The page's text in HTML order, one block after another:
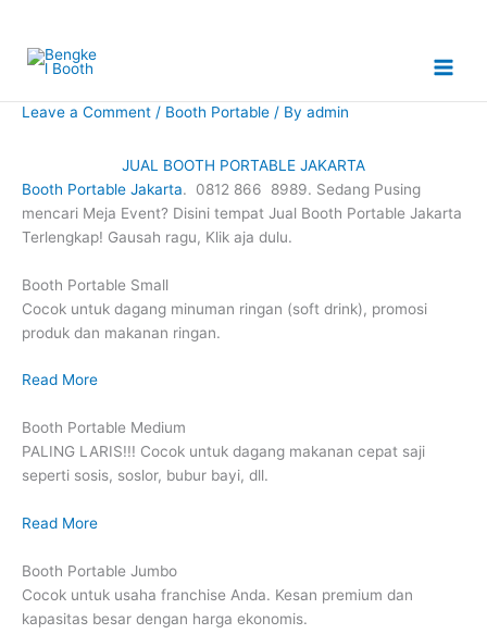
content
Leave a Comment / Booth Portable / By admin
JUAL BOOTH PORTABLE JAKARTA
Booth Portable Jakarta. 0812 866 8989. Sedang Pusing
mencari Meja Event? Disini tempat Jual Booth Portable Jakarta
Terlengkap! Gausah ragu, Klik aja dulu.
Booth Portable Small
Cocok untuk dagang minuman ringan (soft drink), promosi
produk dan makanan ringan.
Read More
Booth Portable Medium
PALING LARIS!!! Cocok untuk dagang makanan cepat saji
seperti sosis, soslor, bubur bayi, dll.
Read More
Booth Portable Jumbo
Cocok untuk usaha franchise Anda. Kesan premium dan
kapasitas besar dengan harga ekonomis.